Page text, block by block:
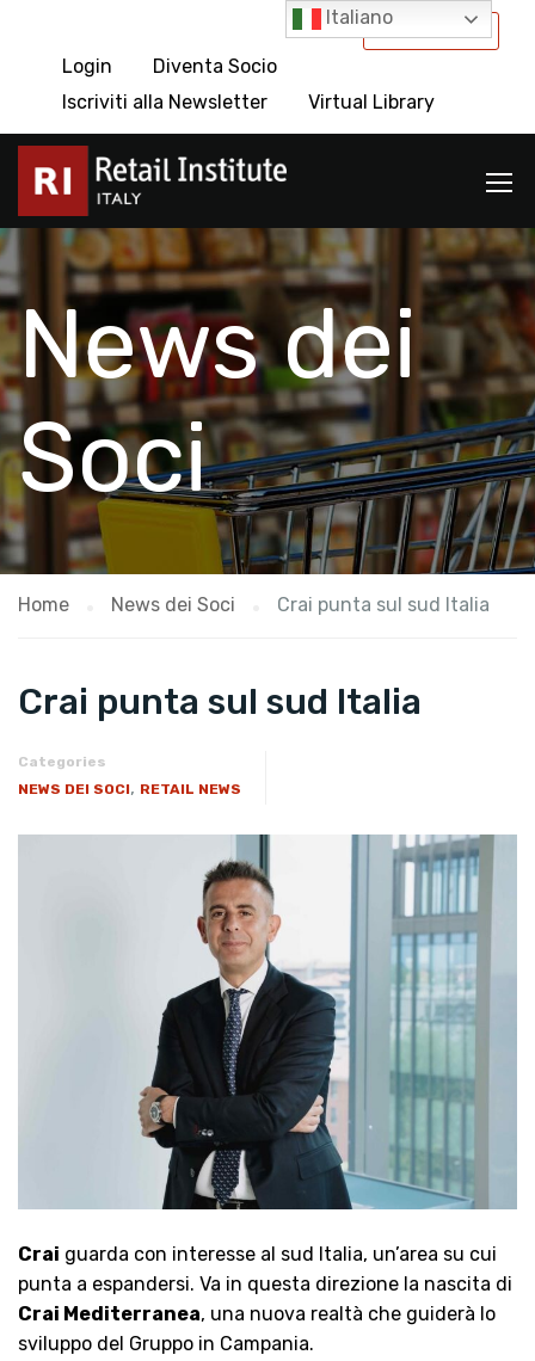
International
Login
Diventa Socio
Iscriviti alla Newsletter
Virtual Library
News dei
Soci
Home News dei Soci Crai punta sul sud Italia
Crai punta sul sud Italia
Categories
NEWS DEI SOCI, RETAIL NEWS
Crai guarda con interesse al sud Italia, un’area su cui
punta a espandersi. Va in questa direzione la nascita di
Crai Mediterranea, una nuova realtà che guiderà lo
sviluppo del Gruppo in Campania.
Italiano